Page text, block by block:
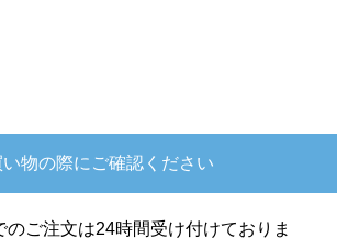
い物の際にご確認ください
のご注文は24時間受け付けておりま